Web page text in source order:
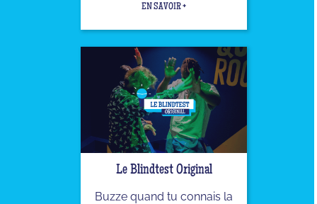
EN SAVOIR +
Le Blindtest Original
Buzze quand tu connais la